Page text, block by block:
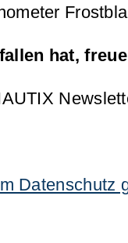
hat,
Datenschutz